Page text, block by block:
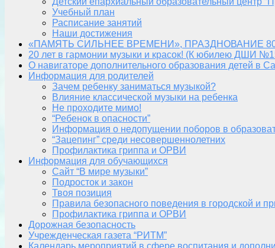
Учебный план
Расписание занятий
Наши достижения
«ПАМЯТЬ СИЛЬНЕЕ ВРЕМЕНИ», ПРАЗДНОВАНИЕ
20 лет в гармонии музыки и красок! (К юбилею ДШИ
О навигаторе дополнительного образования детей в
Информация для родителей
Зачем ребенку заниматься музыкой?
Влияние классической музыки на ребенка
Не проходите мимо!
“Ребенок в опасности”
Информация о недопущении поборов в
“Зацепинг” среди несовершеннолетних
Профилактика гриппа и ОРВИ
Информация для обучающихся
Сайт “В мире музыки”
Подросток и закон
Твоя позиция
Правила безопасного поведения в городской и
Профилактика гриппа и ОРВИ
Дорожная безопасность
Учрежденческая газета “РИТМ”
Календарь мероприятий в сфере воспитания и